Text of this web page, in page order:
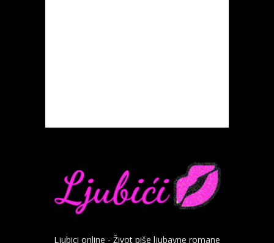
Ljubici online - Život piše ljubavne romane